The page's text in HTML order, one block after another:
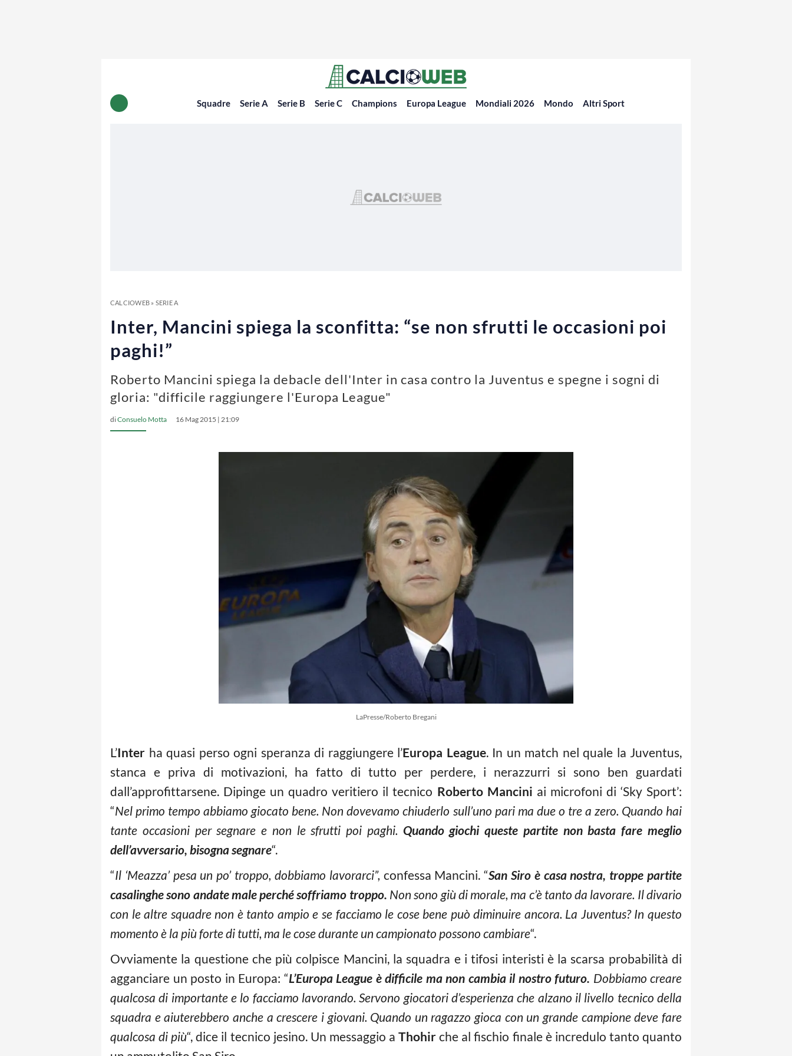
Squadre Serie A Serie B Serie C Champions Europa League Mondiali 2026 Mondo Altri Sport
CALCIOWEB» SERIE A
Inter, Mancini spiega la sconfitta: “se non sfrutti le occasioni poi
paghi!”
Roberto Mancini spiega la debacle dell'Inter in casa contro la Juventus e spegne i sogni di
gloria: "difficile raggiungere l'Europa League"
diConsuelo Motta 16 Mag 2015 | 21:09
LaPresse/Roberto Bregani
L’Inter ha quasi perso ogni speranza di raggiungere l’Europa League. In un match nel quale la Juventus,
stanca e priva di motivazioni, ha fatto di tutto per perdere, i nerazzurri si sono ben guardati
dall’approfittarsene. Dipinge un quadro veritiero il tecnico Roberto Mancini ai microfoni di ‘Sky Sport’:
“Nel primo tempo abbiamo giocato bene. Non dovevamo chiuderlo sull’uno pari ma due o tre a zero. Quando hai
tante occasioni per segnare e non le sfrutti poi paghi. Quando giochi queste partite non basta fare meglio
dell’avversario, bisogna segnare“.
“Il ‘Meazza’ pesa un po’ troppo, dobbiamo lavorarci”, confessa Mancini. “San Siro è casa nostra, troppe partite
casalinghe sono andate male perché soffriamo troppo. Non sono giù di morale, ma c’è tanto da lavorare. Il divario
con le altre squadre non è tanto ampioe se facciamo le cose bene può diminuire ancora. La Juventus? In questo
momento è la più forte di tutti, ma le cose durante un campionato possono cambiare“.
Ovviamente la questione che più colpisce Mancini, la squadra e i tifosi interisti è la scarsa probabilità di
agganciare un posto in Europa: “L’Europa League è difficile ma non cambia il nostro futuro. Dobbiamo creare
qualcosa di importante e lo facciamo lavorando. Servono giocatori d’esperienza che alzano il livello tecnico della
squadra eaiuterebbero anche a crescere i giovani. Quando un ragazzo gioca con un grande campione deve fare
qualcosa di più“, dice il tecnico jesino. Un messaggio aThohir che al fischio finale è incredulo tanto quanto